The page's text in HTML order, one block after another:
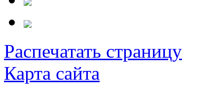
Распечатать страницу
Карта сайта